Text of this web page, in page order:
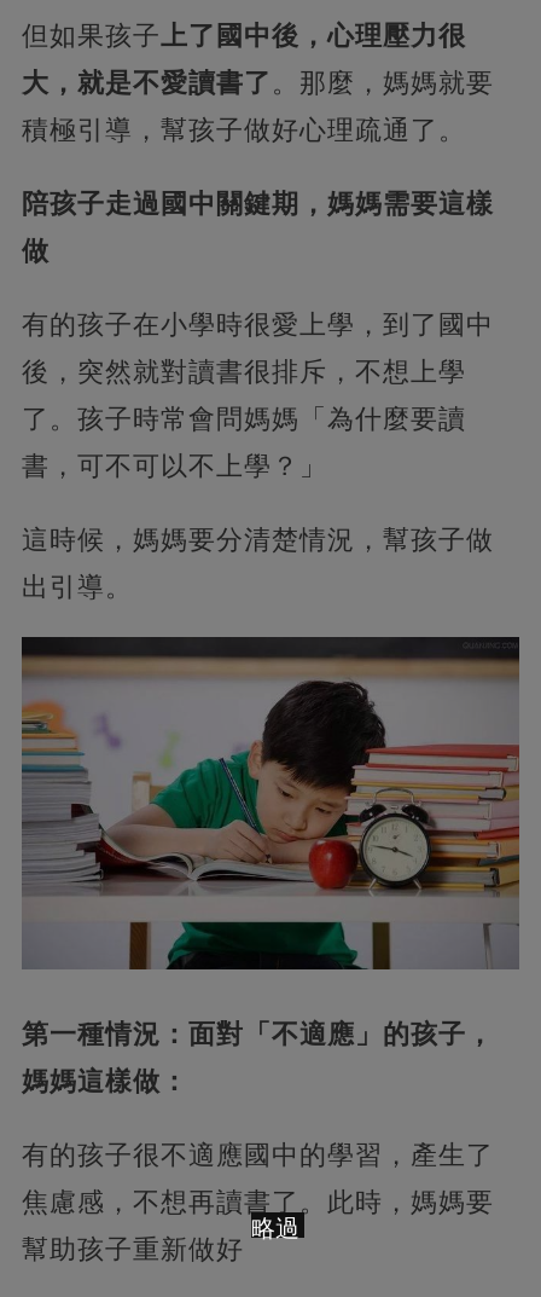
但如果孩子上了國中後，心理壓力很
大，就是不愛讀書了 。那麼，媽媽就要
積極引導，幫孩子做好心理疏通了。
陪孩子走過國中關鍵期，媽媽需要這樣
做
有的孩子在小學時很愛上學，到了國中
後，突然就對讀書很排斥，不想上學
了。孩子時常會問媽媽「為什麼要讀
書，可不可以不上學？」
這時候，媽媽要分清楚情況，幫孩子做
出引導。
第一種情況：面對「不適應」的孩子，
媽媽這樣做：
有的孩子很不適應國中的學習，產生了
焦慮感，不想再讀書了。此時，媽媽要
幫助孩子重新做好
略過